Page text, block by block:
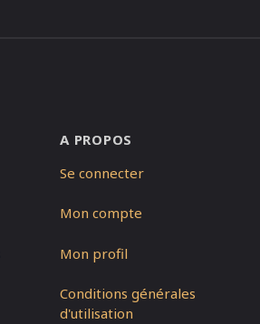
A PROPOS
Se connecter
Mon compte
Mon profil
Conditions générales
d'utilisation